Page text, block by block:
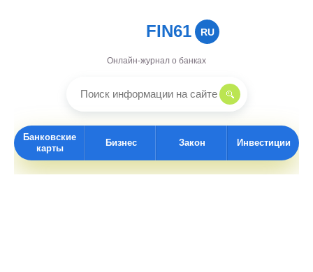
FIN61 RU
Онлайн-журнал о банках
Банковские
карты
Бизнес Закон Инвестиции